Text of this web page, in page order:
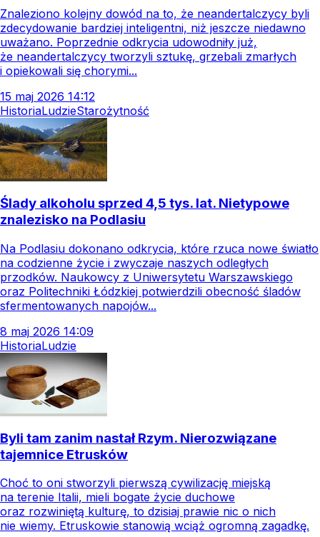
Znaleziono kolejny dowód na to, że neandertalczycy byli
zdecydowanie bardziej inteligentni, niż jeszcze niedawno
uważano. Poprzednie odkrycia udowodniły już,
że neandertalczycy tworzyli sztukę, grzebali zmarłych
i opiekowali się chorymi...
15 maj 2026 14:12
HistoriaLudzieStarożytność
Ślady alkoholu sprzed 4,5 tys. lat. Nietypowe
znalezisko na Podlasiu
Na Podlasiu dokonano odkrycia, które rzuca nowe światło
na codzienne życie i zwyczaje naszych odległych
przodków. Naukowcy z Uniwersytetu Warszawskiego
oraz Politechniki Łódzkiej potwierdzili obecność śladów
sfermentowanych napojów...
8 maj 2026 14:09
HistoriaLudzie
Byli tam zanim nastał Rzym. Nierozwiązane
tajemnice Etrusków
Choć to oni stworzyli pierwszą cywilizację miejską
na terenie Italii, mieli bogate życie duchowe
oraz rozwiniętą kulturę, to dzisiaj prawie nic o nich
nie wiemy. Etruskowie stanowią wciąż ogromną zagadkę.